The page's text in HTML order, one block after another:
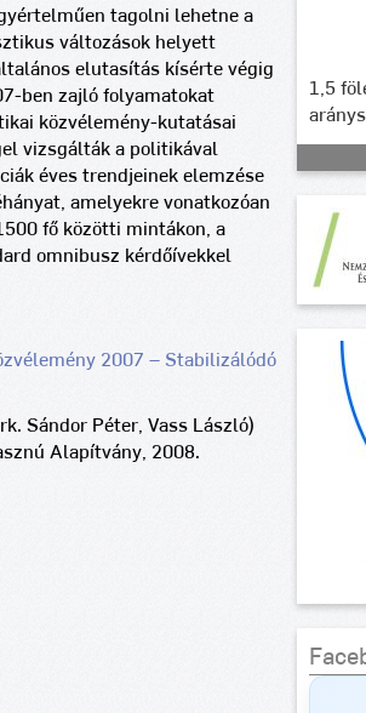
tagolni lehetne a
változások helyett
elutasítás kísérte végig
ben zajló folyamatokat
közvélemény-kutatásai
vizsgálták a politikával
éves trendjeinek elemzése
amelyekre vonatkozóan
fő közötti mintákon, a
omnibusz kérdőívekkel
2007 – Stabilizálódó
Sándor Péter, Vass László)
Alapítvány, 2008.
1,5